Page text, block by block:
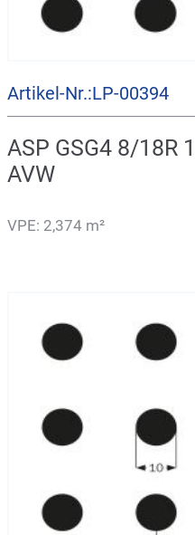
Artikel-Nr.:LP-00394
ASP GSG4 8/18R
AVW
VPE: 2,374 m²